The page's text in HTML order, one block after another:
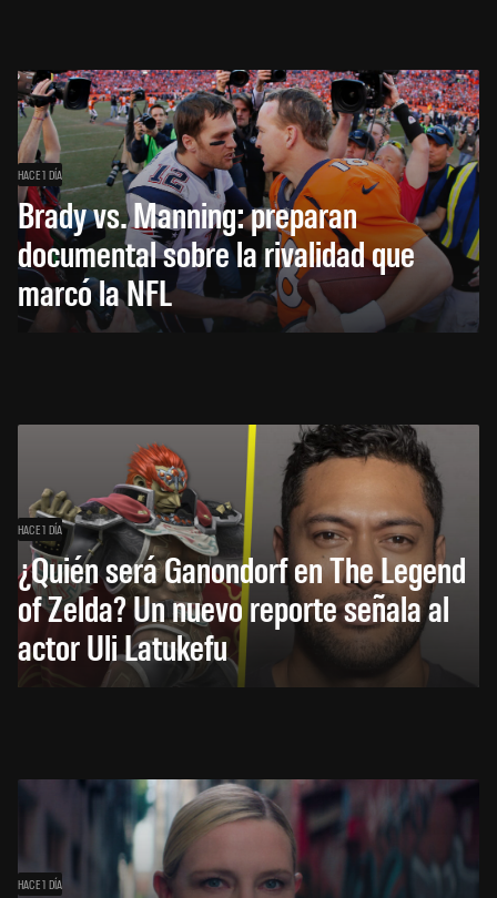
HACE 1 DÍA
Brady vs. Manning: preparan
documental sobre la rivalidad que
marcó la NFL
HACE 1 DÍA
¿Quién será Ganondorf en The Legend
of Zelda? Un nuevo reporte señala al
actor Uli Latukefu
HACE 1 DÍA